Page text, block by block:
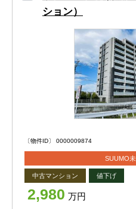
加えて、国体道路へのアク
車で約5分圏内にはスーパー
毎日のお買い物にも困りま
快適な室内空間と充実の設
んか？
ぜひお気軽にお問い合わせく
・坪井川遊水公園まで
み心身クリニックまで
・いしばし小児科まで
ｍ ・きはら循環器科内
リニックまで624ｍ ・あ
・エミタスガーデン薬園
福祉センター中央まで
坪井6丁目店まで138ｍ ・
黌高前店まで509ｍ ・セブ
店まで567ｍ ・セブンイレ
19ｍ ・セブンイレブン
・ロッキー 坪井店まで
ション）
〔物件ID〕 0000009874
SUUMO
中古マンション 値下げ
2,980 万円